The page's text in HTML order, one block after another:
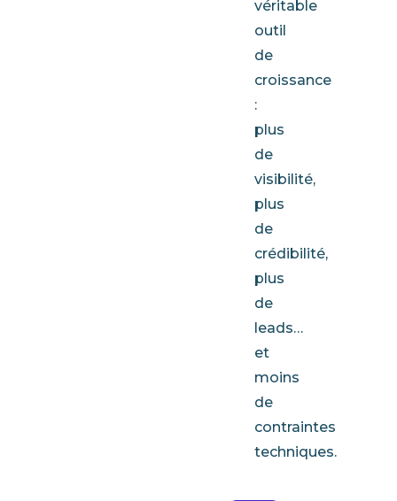
véritable
outil
de
croissance
:
plus
de
visibilité,
plus
de
crédibilité,
plus
de
leads…
et
moins
de
contraintes
techniques.